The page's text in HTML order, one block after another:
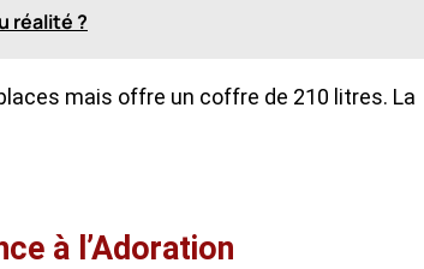
réalité ?
mais offre un coffre de 210 litres. La
à l’Adoration